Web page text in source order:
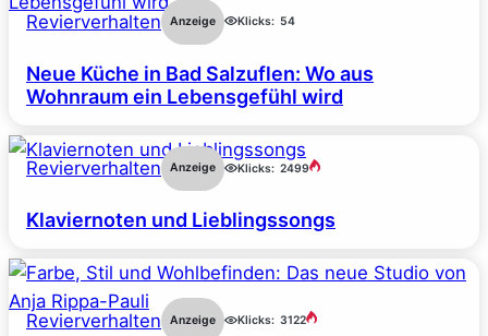
Revierverhalten Anzeige Klicks: 54
Neue Küche in Bad Salzuflen: Wo aus
Wohnraum ein Lebensgefühl wird
Revierverhalten Anzeige Klicks: 2499
Klaviernoten und Lieblingssongs
Revierverhalten Anzeige Klicks: 3122